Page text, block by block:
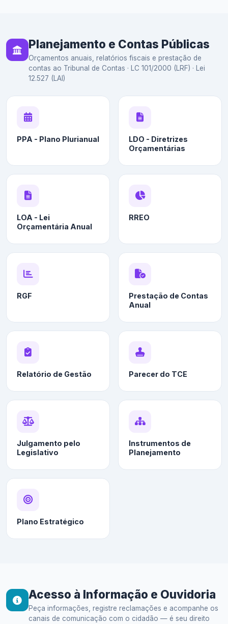
Planejamento e Contas Públicas
Orçamentos anuais, relatórios fiscais e prestação de
contas ao Tribunal de Contas · LC 101/2000 (LRF) · Lei
12.527 (LAI)
PPA - Plano Plurianual
LDO - Diretrizes
Orçamentárias
LOA - Lei
Orçamentária Anual
RREO
RGF
Prestação de Contas
Anual
Relatório de Gestão Parecer do TCE
Julgamento pelo
Legislativo
Instrumentos de
Planejamento
Plano Estratégico
Acesso à Informação e Ouvidoria
Peça informações, registre reclamações e acompanhe os
canais de comunicação com o cidadão — é seu direito